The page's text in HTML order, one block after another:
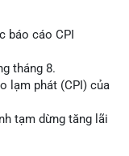
báo cáo CPI
tháng 8.
lạm phát (CPI) của
tạm dừng tăng lãi